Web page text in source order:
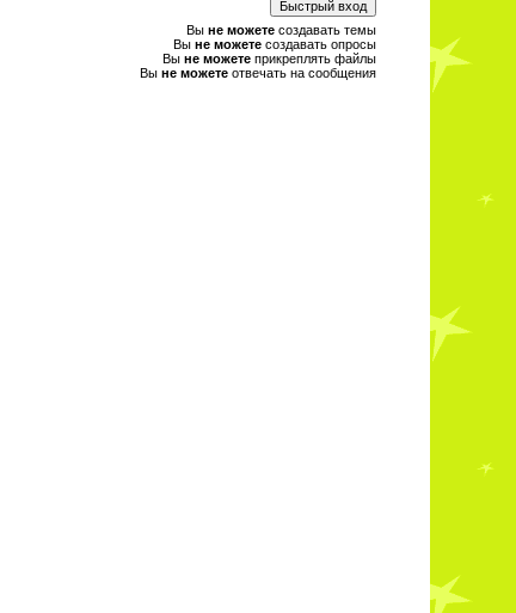
Вы не можете создавать темы
Вы не можете создавать опросы
Вы не можете прикреплять файлы
Вы не можете отвечать на сообщения